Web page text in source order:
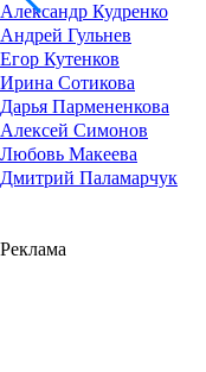
Александр Кудренко
Андрей Гульнев
Егор Кутенков
Ирина Сотикова
Дарья Пармененкова
Алексей Симонов
Любовь Макеева
Дмитрий Паламарчук
Реклама